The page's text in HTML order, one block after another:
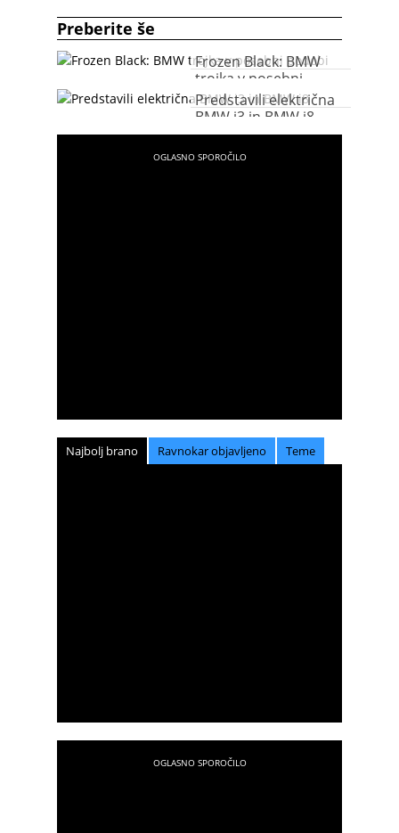
Preberite še
Frozen Black: BMW
trojka v posebni
podobi
Predstavili električna
BMW i3 in BMW i8
Najbolj brano Ravnokar objavljeno Teme